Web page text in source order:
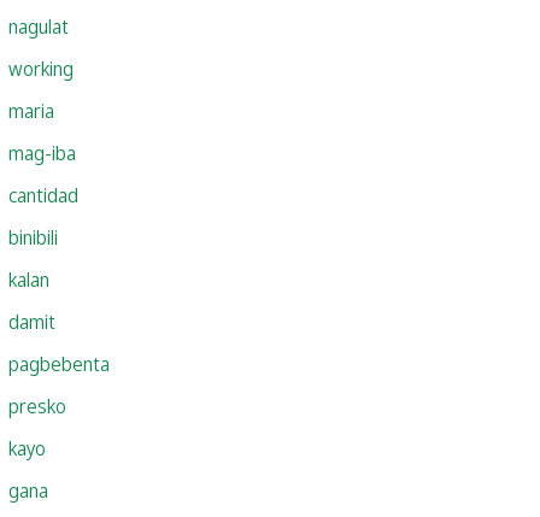
nagulat
working
maria
mag-iba
cantidad
binibili
kalan
damit
pagbebenta
presko
kayo
gana